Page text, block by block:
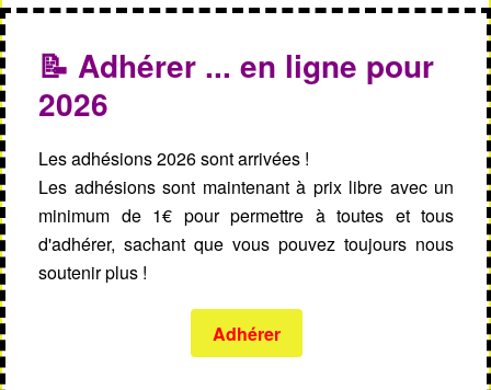
📝 Adhérer ... en ligne pour
2026
Les adhésions 2026 sont arrivées !
Les adhésions sont maintenant à prix libre avec un
minimum de 1€ pour permettre à toutes et tous
d'adhérer, sachant que vous pouvez toujours nous
soutenir plus !
Adhérer